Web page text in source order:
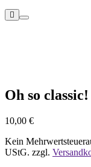
Weitere
Informationen
Hauptmenü
Oh so
10,00 €
Kein
UStG. zzgl.